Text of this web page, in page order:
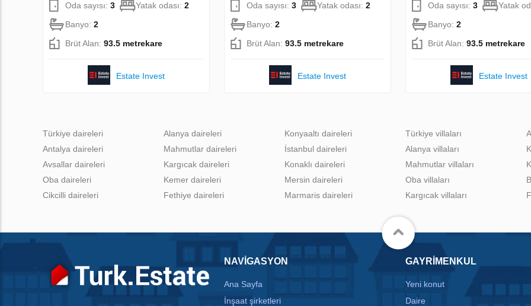
Oda sayısı: 3 Yatak odası: 2
Banyo: 2
Brüt Alan: 93.5 metrekare
Estate Invest
Oda sayısı: 3 Yatak odası: 2
Banyo: 2
Brüt Alan: 93.5 metrekare
Estate Invest
Oda sayısı: 3 Yatak
Banyo: 2
Brüt Alan: 93.5 metrekare
Estate Invest
Türkiye daireleri
Antalya daireleri
Avsallar daireleri
Oba daireleri
Cikcilli daireleri
Alanya daireleri
Mahmutlar daireleri
Kargıcak daireleri
Kemer daireleri
Fethiye daireleri
Konyaaltı daireleri
İstanbul daireleri
Konaklı daireleri
Mersin daireleri
Marmaris daireleri
Türkiye villaları
Alanya villaları
Mahmutlar villaları
Oba villaları
Kargıcak villaları
NAVIGASYON
Ana Sayfa
İnşaat şirketleri
GAYRIMENKUL
Yeni konut
Daire